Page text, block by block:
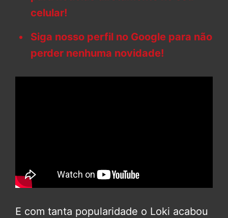
celular!
Siga nosso perfil no Google para não
perder nenhuma novidade!
E com tanta popularidade o Loki acabou